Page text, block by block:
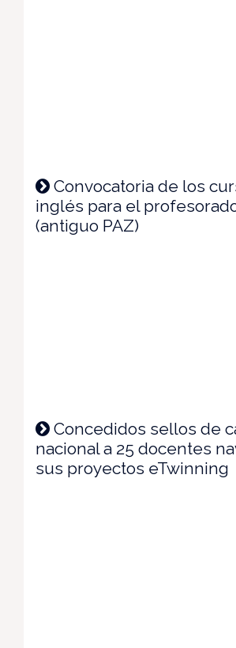
Convocatoria de los
inglés para el
(antiguo PAZ)
Concedidos sellos de
nacional a 25 docentes
sus proyectos eTwinning